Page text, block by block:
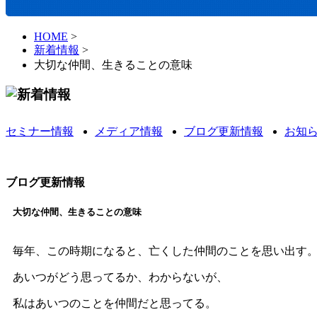
HOME >
新着情報 >
大切な仲間、生きることの意味
セミナー情報 メディア情報 ブログ更新情報 お知
ブログ更新情報
大切な仲間、生きることの意味
毎年、この時期になると、亡くした仲間のことを思い出す
あいつがどう思ってるか、わからないが、
私はあいつのことを仲間だと思ってる。